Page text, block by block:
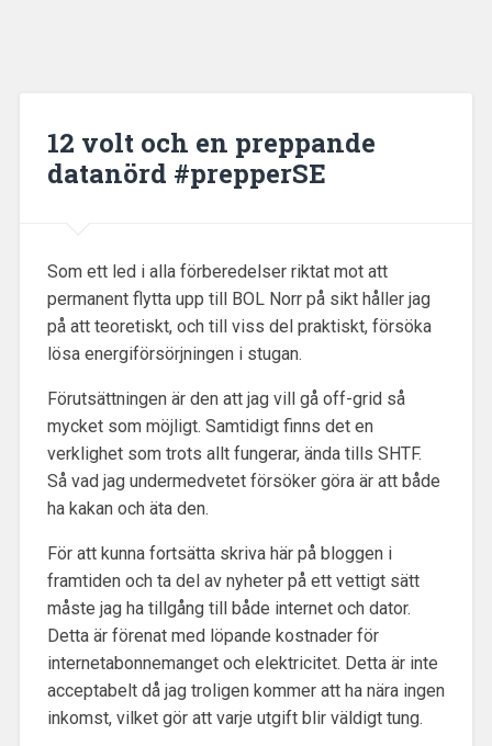
12 volt och en preppande
datanörd #prepperSE
Som ett led i alla förberedelser riktat mot att
permanent flytta upp till BOL Norr på sikt håller jag
på att teoretiskt, och till viss del praktiskt, försöka
lösa energiförsörjningen i stugan.
Förutsättningen är den att jag vill gå off-grid så
mycket som möjligt. Samtidigt finns det en
verklighet som trots allt fungerar, ända tills SHTF.
Så vad jag undermedvetet försöker göra är att både
ha kakan och äta den.
För att kunna fortsätta skriva här på bloggen i
framtiden och ta del av nyheter på ett vettigt sätt
måste jag ha tillgång till både internet och dator.
Detta är förenat med löpande kostnader för
internetabonnemanget och elektricitet. Detta är inte
acceptabelt då jag troligen kommer att ha nära ingen
inkomst, vilket gör att varje utgift blir väldigt tung.